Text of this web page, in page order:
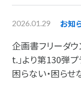
2026.01.29 お知
企画書フリーダ
t.」より第130弾
困らない・困らせ